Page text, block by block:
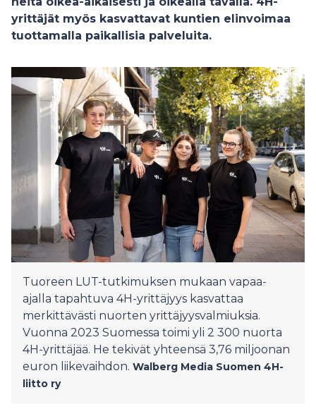
yrittäjät myös kasvattavat kuntien elinvoimaa
tuottamalla paikallisia palveluita.
Tuoreen LUT-tutkimuksen mukaan vapaa-
ajalla tapahtuva 4H-yrittäjyys kasvattaa
merkittävästi nuorten yrittäjyysvalmiuksia.
Vuonna 2023 Suomessa toimi yli 2 300 nuorta
4H-yrittäjää. He tekivät yhteensä 3,76 miljoonan
euron liikevaihdon. Walberg Media Suomen 4H-
liitto ry